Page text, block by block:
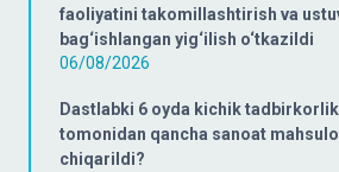
faoliyatini takomillashtirish va
bag‘ishlangan yig‘ilish o‘tkazildi
06/08/2026
Dastlabki 6 oyda kichik
tomonidan qancha sanoat
chiqarildi?